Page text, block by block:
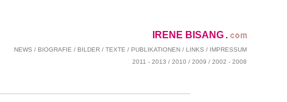
IRENE BISANG
NEWS / BIOGRAFIE / BILDER / TEXTE / PUBLIKATIONEN / LINKS / IMPRESSUM
2011 - 2013 / 2010 / 2009 / 2002 - 2008